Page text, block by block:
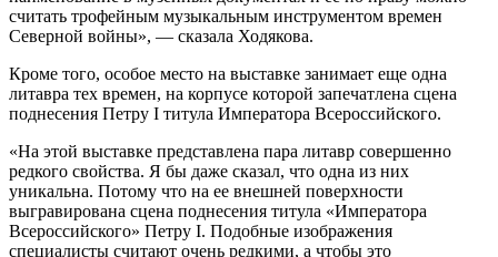
считать трофейным музыкальным инструментом времен
Северной войны», — сказала Ходякова.
Кроме того, особое место на выставке занимает еще одна
литавра тех времен, на корпусе которой запечатлена сцена
поднесения Петру I титула Императора Всероссийского.
«На этой выставке представлена пара литавр совершенно
редкого свойства. Я бы даже сказал, что одна из них
уникальна. Потому что на ее внешней поверхности
выгравирована сцена поднесения титула «Императора
Всероссийского» Петру I. Подобные изображения
специалисты считают очень редкими, а чтобы это